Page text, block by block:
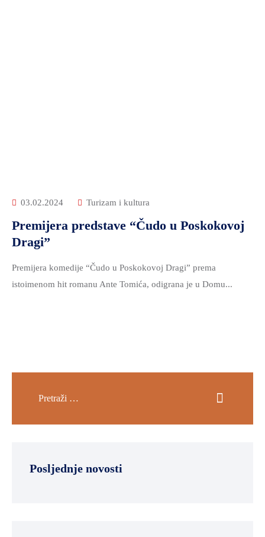
03.02.2024 Turizam i kultura
Premijera predstave “Čudo u Poskokovoj
Dragi”
Premijera komedije “Čudo u Poskokovoj Dragi” prema
istoimenom hit romanu Ante Tomića, odigrana je u Domu...
Posljednje novosti